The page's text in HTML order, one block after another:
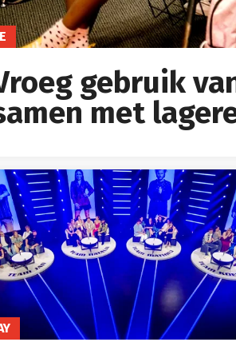
gebruik
met